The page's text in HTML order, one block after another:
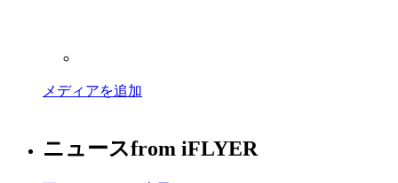
メディアを追加
ニュースfrom iFLYER